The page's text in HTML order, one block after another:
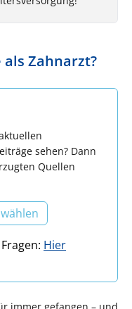
Zahnarzt?
sehen? Dann
Quellen
Hier
immer gefangen – und